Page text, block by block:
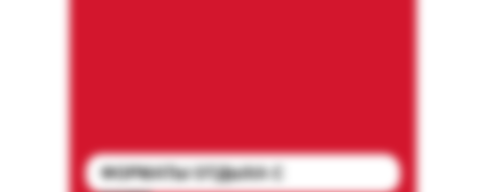
ФОРМАТЫ ОТДЫХА С